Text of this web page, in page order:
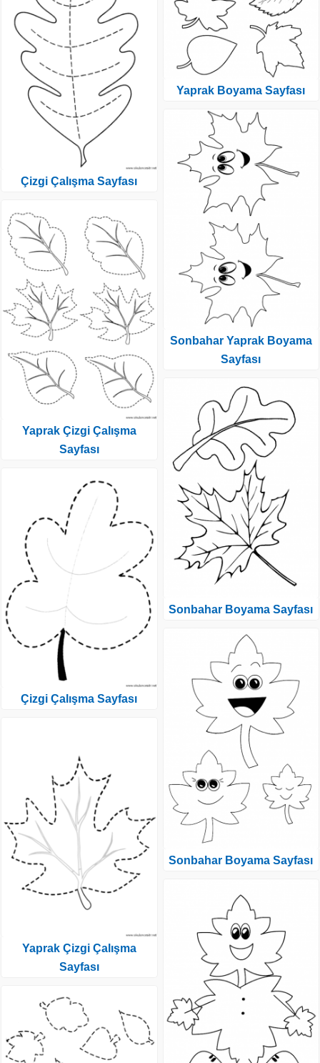
Çizgi Çalışma Sayfası
Yaprak Çizgi Çalışma
Sayfası
Çizgi Çalışma Sayfası
Yaprak Çizgi Çalışma
Sayfası
Yaprak Boyama Sayfası
Sonbahar Yaprak Boyama
Sayfası
Sonbahar Boyama Sayfası
Sonbahar Boyama Sayfası